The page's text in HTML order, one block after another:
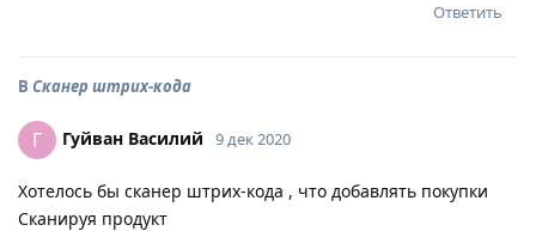
Ответить
В Сканер штрих-кода
Г Гуйван Василий 9 дек 2020
Хотелось бы сканер штрих-кода , что добавлять покупки
Сканируя продукт